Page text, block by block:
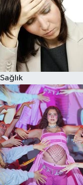
Sağlık
Yaşam-Çevre